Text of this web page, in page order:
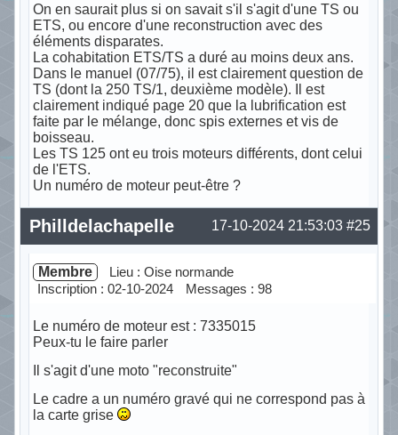
On en saurait plus si on savait s'il s'agit d'une TS ou
ETS, ou encore d'une reconstruction avec des
éléments disparates.
La cohabitation ETS/TS a duré au moins deux ans.
Dans le manuel (07/75), il est clairement question de
TS (dont la 250 TS/1, deuxième modèle). Il est
clairement indiqué page 20 que la lubrification est
faite par le mélange, donc spis externes et vis de
boisseau.
Les TS 125 ont eu trois moteurs différents, dont celui
de l'ETS.
Un numéro de moteur peut-être ?
Hors ligne #25
17-10-2024 21:53:03
Philldelachapelle
Membre
Lieu : Oise normande
Inscription : 02-10-2024
Messages : 98
Le numéro de moteur est : 7335015
Peux-tu le faire parler
Il s'agit d'une moto "reconstruite"
Le cadre a un numéro gravé qui ne correspond pas à
la carte grise